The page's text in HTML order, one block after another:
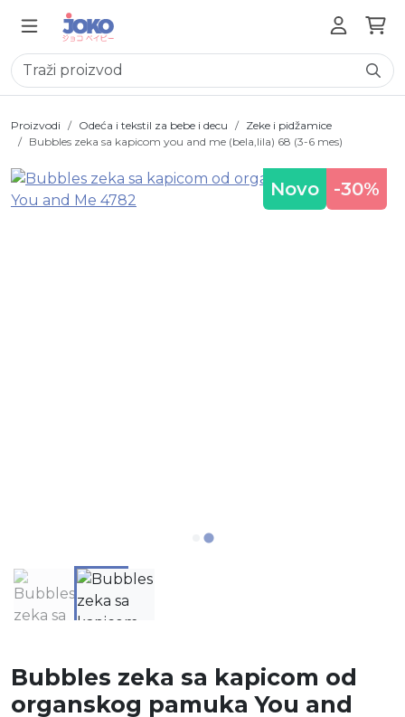
Proizvodi Odeća i tekstil za bebe i decu
Zeke i pidžamice
Bubbles zeka sa kapicom you and me (bela,lila) 68 (3-6 mes)
Novo -30%
Bubbles zeka sa kapicom od
organskog pamuka You and